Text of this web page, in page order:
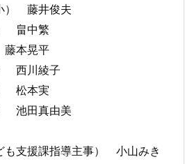
） 藤井俊夫
畠中繁
本晃平
西川綾子
松本実
池田真由美
も支援課指導主事） 小山みき